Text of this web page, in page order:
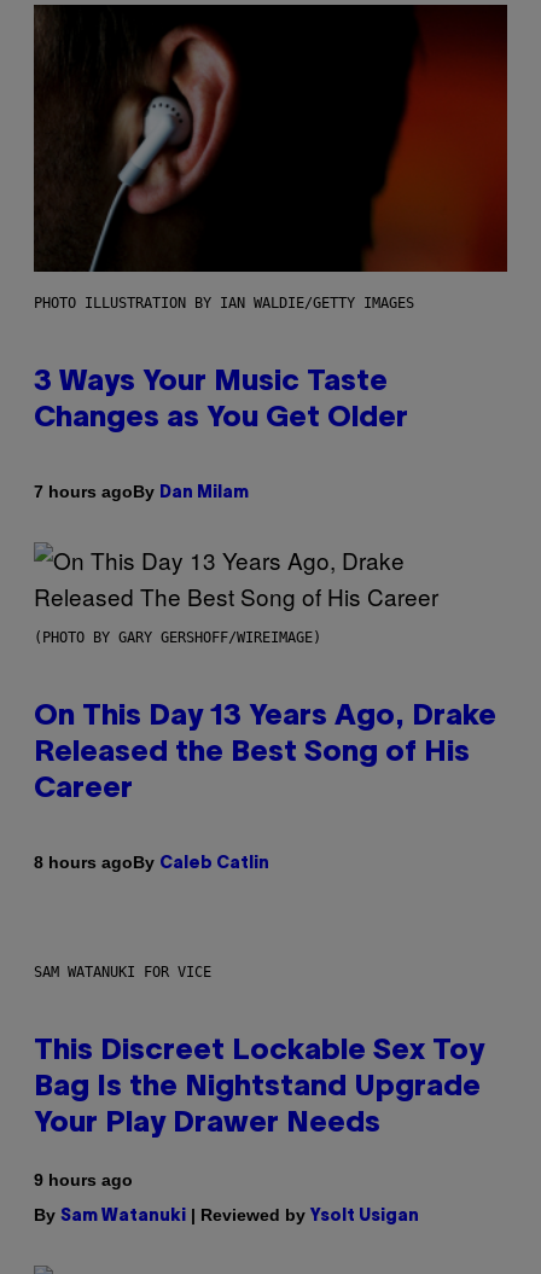
PHOTO ILLUSTRATION BY IAN WALDIE/GETTY IMAGES
3 Ways Your Music Taste
Changes as You Get Older
7 hours agoBy Dan Milam
(PHOTO BY GARY GERSHOFF/WIREIMAGE)
On This Day 13 Years Ago, Drake
Released the Best Song of His
Career
8 hours agoBy Caleb Catlin
SAM WATANUKI FOR VICE
This Discreet Lockable Sex Toy
Bag Is the Nightstand Upgrade
Your Play Drawer Needs
9 hours ago
By Sam Watanuki | Reviewed by Ysolt Usigan